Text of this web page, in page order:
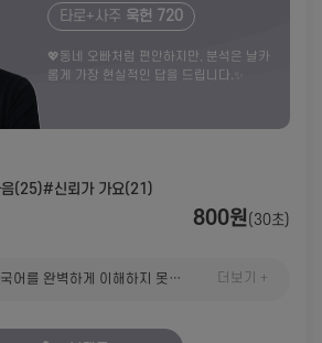
타로+사주 욱헌 720
💖동네 오빠처럼 편안하지만, 분석은 날카
롭게 가장 현실적인 답을 드립니다.✨
(25)#신뢰가 가요(21)
800원(30초)
감사합니다!!제가 한국어를 완벽하게 이해하지 못해 죄송합니다. 또 같은 현장에서 불러주시면 좋겠지만, 열심히 하겠습니다:; 더보기 +